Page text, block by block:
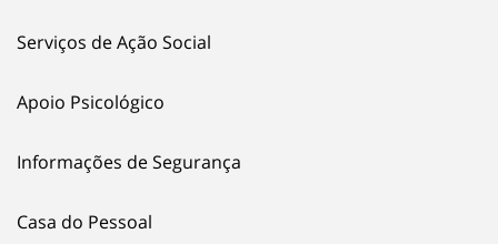
Serviços de Ação Social
Apoio Psicológico
Informações de Segurança
Casa do Pessoal